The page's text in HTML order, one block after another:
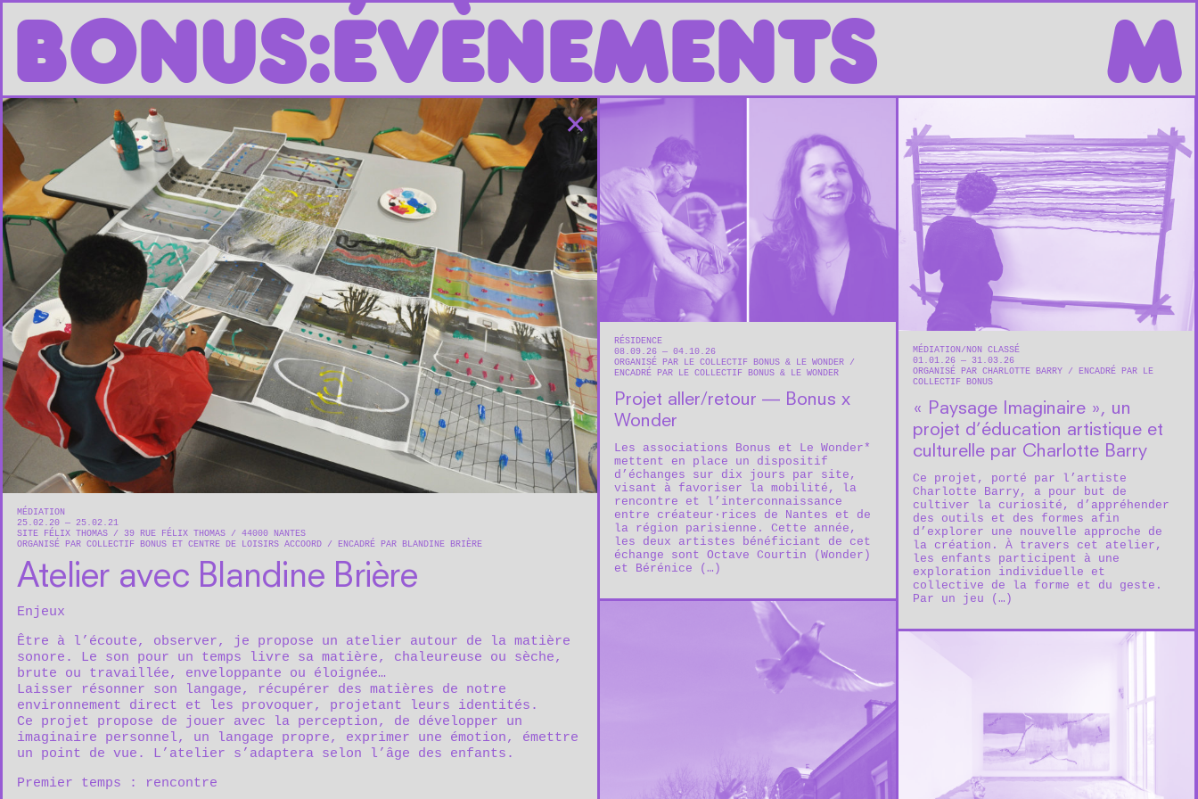
BONUS:ÉVÈNEMENTS M
✕
MÉDIATION
25.02.20 — 25.02.21
SITE FÉLIX THOMAS
39 RUE FÉLIX THOMAS 44000 NANTES
ORGANISÉ PAR COLLECTIF BONUS ET CENTRE DE LOISIRS ACCOORD
ENCADRÉ PAR BLANDINE BRIÈRE
Atelier avec Blandine Brière
Enjeux
Être à l’écoute, observer, je propose un atelier autour de la matière
sonore. Le son pour un temps livre sa matière, chaleureuse ou sèche,
brute ou travaillée, enveloppante ou éloignée…
Laisser résonner son langage, récupérer des matières de notre
environnement direct et les provoquer, projetant leurs identités.
Ce projet propose de jouer avec la perception, de développer un
imaginaire personnel, un langage propre, exprimer une émotion, émettre
un point de vue. L’atelier s’adaptera selon l’âge des enfants.
Premier temps : rencontre
RÉSIDENCE
08.09.26 — 04.10.26
ORGANISÉ PAR LE COLLECTIF BONUS & LE WONDER
ENCADRÉ PAR LE COLLECTIF BONUS & LE WONDER
Projet aller/retour — Bonus x
Wonder
Les associations Bonus et Le Wonder*
mettent en place un dispositif
d’échanges sur dix jours par site,
visant à favoriser la mobilité, la
rencontre et l’interconnaissance
entre créateur·rices de Nantes et de
la région parisienne. Cette année,
les deux artistes bénéficiant de cet
échange sont Octave Courtin (Wonder)
et Bérénice (…)
MÉDIATION NON CLASSÉ
01.01.26 — 31.03.26
ORGANISÉ PAR CHARLOTTE BARRY
ENCADRÉ PAR LE
COLLECTIF BONUS
« Paysage Imaginaire », un
projet d’éducation artistique et
culturelle par Charlotte Barry
Ce projet, porté par l’artiste
Charlotte Barry, a pour but de
cultiver la curiosité, d’appréhender
des outils et des formes afin
d’explorer une nouvelle approche de
la création. À travers cet atelier,
les enfants participent à une
exploration individuelle et
collective de la forme et du geste.
Par un jeu (…)